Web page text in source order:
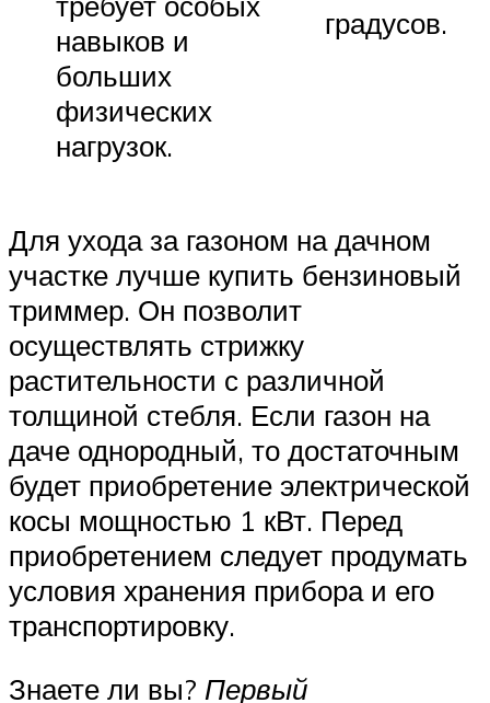
навыков и
больших
физических
нагрузок.
градусов.
Для ухода за газоном на дачном
участке лучше купить бензиновый
триммер. Он позволит
осуществлять стрижку
растительности с различной
толщиной стебля. Если газон на
даче однородный, то достаточным
будет приобретение электрической
косы мощностью 1 кВт. Перед
приобретением следует продумать
условия хранения прибора и его
транспортировку.
Знаете ли вы? Первый